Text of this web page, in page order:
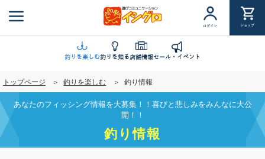
ン
に
移
動
ログイン ショップ
釣りを楽しむ釣りを知る店舗情報セール・イベント
トップページ 釣りを楽しむ 釣り情報
あなたのフィッシング情報を大募集！！喜びと悲しみをみんなに大公
開！！
釣り情報